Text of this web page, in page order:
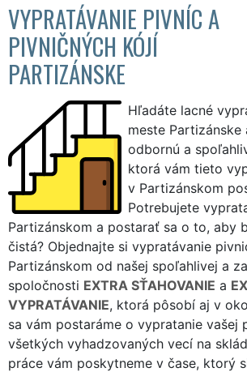
VYPRATÁVANIE PIVNÍC A
PIVNIČNÝCH KÓJÍ
PARTIZÁNSKE
Hľadáte lacné
meste Partizánske
odbornú a
ktorá vám tieto
v Partizánskom
Potrebujete
Partizánskom a postarať sa o to, aby
čistá? Objednajte si vypratávanie
Partizánskom od našej spoľahlivej a
spoločnosti EXTRA SŤAHOVANIE a
VYPRATÁVANIE, ktorá pôsobí aj v
sa vám postaráme o vypratanie vašej
všetkých vyhadzovaných vecí na
práce vám poskytneme v čase, ktorý